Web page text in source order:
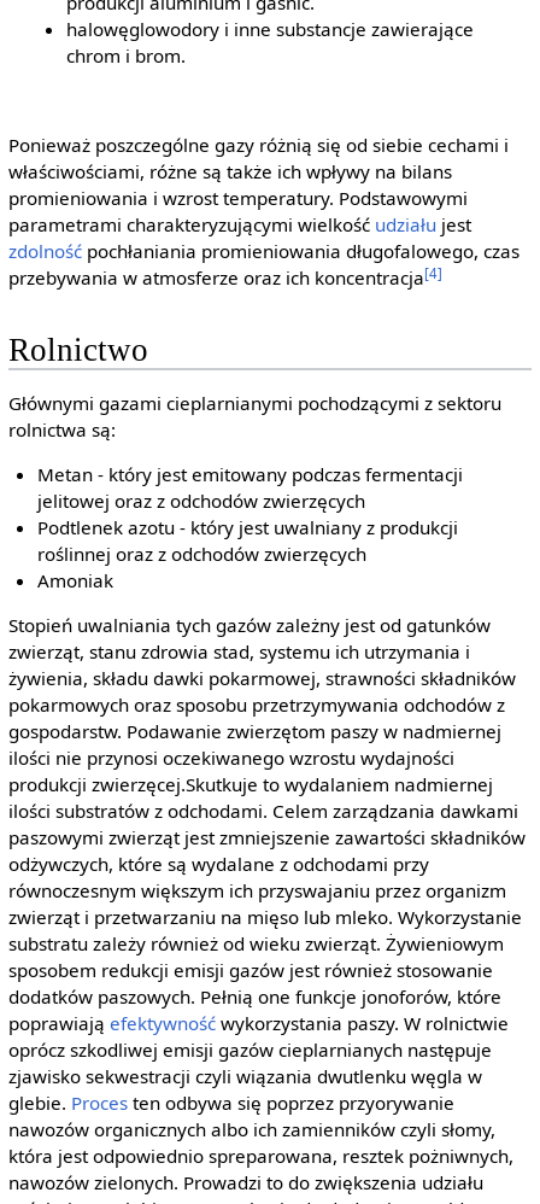
halowęglowodory i inne substancje zawierające
chrom i brom.
Ponieważ poszczególne gazy różnią się od siebie cechami i
właściwościami, różne są także ich wpływy na bilans
promieniowania i wzrost temperatury. Podstawowymi
parametrami charakteryzującymi wielkość udziału jest
zdolnośćpochłaniania promieniowania długofalowego, czas
przebywania w atmosferze oraz ich koncentracja[4]
Rolnictwo
Głównymi gazami cieplarnianymi pochodzącymi z sektoru
rolnictwa są:
Metan - który jest emitowany podczas fermentacji
jelitowej oraz z odchodów zwierzęcych
Podtlenek azotu - który jest uwalniany z produkcji
roślinnej oraz z odchodów zwierzęcych
Amoniak
Stopień uwalniania tych gazów zależny jest od gatunków
zwierząt, stanu zdrowia stad, systemu ich utrzymania i
żywienia, składu dawki pokarmowej, strawności składników
pokarmowych oraz sposobu przetrzymywania odchodów z
gospodarstw. Podawanie zwierzętom paszy w nadmiernej
ilości nie przynosi oczekiwanego wzrostu wydajności
produkcji zwierzęcej.Skutkuje to wydalaniem nadmiernej
ilości substratów z odchodami. Celem zarządzania dawkami
paszowymi zwierząt jest zmniejszenie zawartości składników
odżywczych, które są wydalane z odchodami przy
równoczesnym większym ich przyswajaniu przez organizm
zwierząt i przetwarzaniu na mięso lub mleko. Wykorzystanie
substratu zależy również od wieku zwierząt. Żywieniowym
sposobem redukcji emisji gazów jest również stosowanie
dodatków paszowych. Pełnią one funkcje jonoforów, które
poprawiają efektywnośćwykorzystania paszy. W rolnictwie
oprócz szkodliwej emisji gazów cieplarnianych następuje
zjawisko sekwestracji czyli wiązania dwutlenku węgla w
glebie. Procesten odbywa się poprzez przyorywanie
nawozów organicznych albo ich zamienników czyli słomy,
która jest odpowiednio spreparowana, resztek pożniwnych,
nawozów zielonych. Prowadzi to do zwiększenia udziału